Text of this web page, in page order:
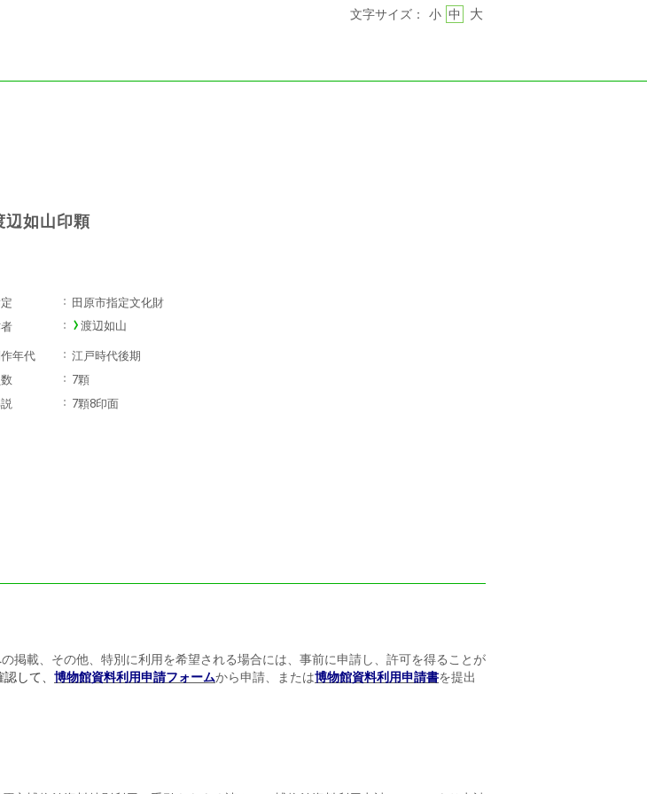
文字サイズ： 小 中 大
辺如山印顆
田原市指定文化財
渡辺如山
年代
江戸時代後期
7顆
7顆8印面
掲載、その他、特別に利用を希望される場合には、事前に申請し、許可を得ることが
して、 博物館資料利用申請フォームから申請、または博物館資料利用申請書を提出